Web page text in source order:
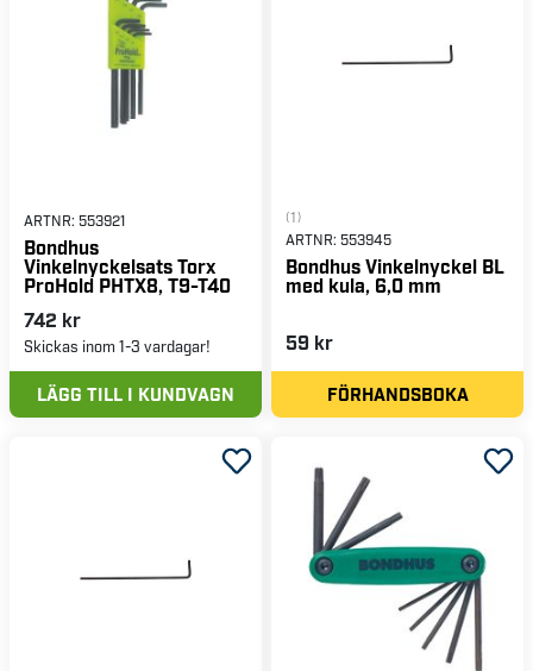
ARTNR: 553921
Bondhus
Vinkelnyckelsats Torx
ProHold PHTX8, T9-T40
742 kr
Skickas inom 1-3 vardagar!
LÄGG TILL I KUNDVAGN
(1)
ARTNR: 553945
Bondhus Vinkelnyckel BL
med kula, 6,0 mm
59 kr
FÖRHANDSBOKA